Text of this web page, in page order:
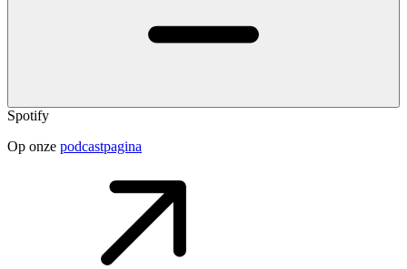
Spotify
Op onze podcastpagina